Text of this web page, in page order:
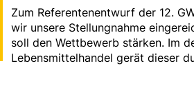
Zum Referentenentwurf der 12.
wir unsere Stellungnahme
soll den Wettbewerb stärken. Im
Lebensmittelhandel gerät dieser